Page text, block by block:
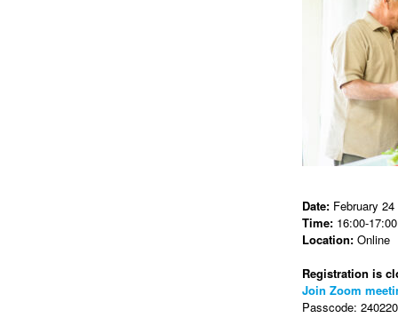
Date: February 24
Time: 16:00-
Location: Online
Registration is
Join Zoom
Passcode: